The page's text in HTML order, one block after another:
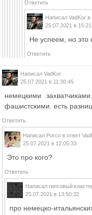
Ответить
Написал VadKor в
25.07.2021 в
Не успеем, но это
Ответить
Написал VadKor
25.07.2021 в 11:30:45
немецкими
фашистскими. есть
Ответить
Написал Porco в ответ
25.07.2021 в 12:05:33
Это про кого?
Ответить
Написал гипсовый
25.07.2021 в 13:50:32
про немецко-